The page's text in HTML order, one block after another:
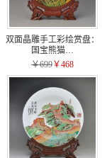
双面晶雕手工彩绘赏盘：
国宝熊猫…
￥699￥468